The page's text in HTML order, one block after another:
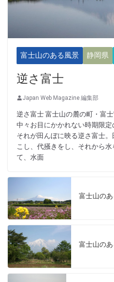
富士山のある風景 静岡県
逆さ富士
Japan Web Magazine 編集部
逆さ富士 富士山の麓の町・富
中々お目にかかれない時期限定
それが田んぼに映る逆さ富士
こし、代掻きをし、それから
て、水面
富士山の
富士山の